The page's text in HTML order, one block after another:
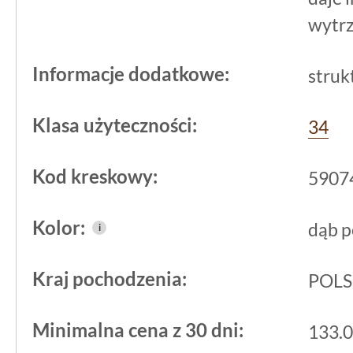
zintegrowanemu
Perłowy SPC
podkład. W czasie układania nie
pianki - panele kładzie się
podłożu, co skraca pracę i wycisza
użytkowania. Dąb Perłowy panel
propozycja dla osób, które chcą
Informacje dodatkowe:
Klasa użyteczności: 34
Kod kreskowy:
Kolor: i dąb
Kraj pochodzenia:
Minimalna cena z 30 dni: